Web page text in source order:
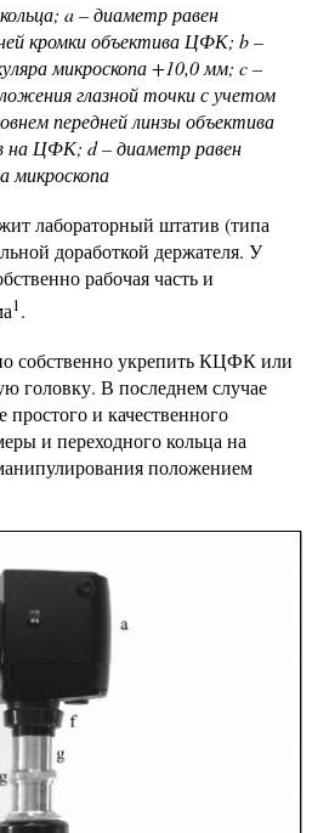
a – диаметр равен
кромки объектива ЦФК; b –
микроскопа +10,0 мм; c –
глазной точки с учетом
передней линзы объектива
на ЦФК; d – диаметр равен
микроскопа
лабораторный штатив (типа
доработкой держателя. У
рабочая часть и
1.
собственно укрепить КЦФК или
головку. В последнем случае
простого и качественного
и переходного кольца на
положением